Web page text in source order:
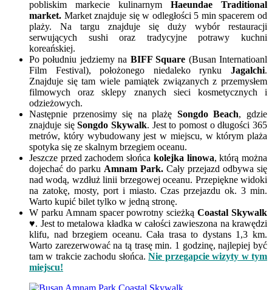
pobliskim markecie kulinarnym Haeundae Traditional
market. Market znajduje się w odległości 5 min spacerem od
plaży. Na targu znajduje się duży wybór restauracji
serwujących sushi oraz tradycyjne potrawy kuchni
koreańskiej.
Po południu jedziemy na BIFF Square (Busan Internatioanl
Film Festival), położonego niedaleko rynku Jagalchi.
Znajduje się tam wiele pamiątek związanych z przemysłem
filmowych oraz sklepy znanych sieci kosmetycznych i
odzieżowych.
Następnie przenosimy się na plażę Songdo Beach, gdzie
znajduje sięSongdo Skywalk. Jest to pomost o długości 365
metrów, który wybudowany jest w miejscu, w którym plaża
spotyka się ze skalnym brzegiem oceanu.
Jeszcze przed zachodem słońca kolejka linowa, którą można
dojechać do parku Amnam Park. Cały przejazd odbywa się
nad wodą, wzdłuż linii brzegowej oceanu. Przepiękne widoki
na zatokę, mosty, port i miasto. Czas przejazdu ok. 3 min.
Warto kupić bilet tylko w jedną stronę.
W parku Amnam spacer powrotny scieżkąCoastal Skywalk
♥. Jest to metalowa kładka w całości zawieszona na krawędzi
klifu, nad brzegiem oceanu. Cała trasa to dystans 1,3 km.
Warto zarezerwować na tą trasę min. 1 godzinę, najlepiej być
tam w trakcie zachodu słońca.Nie przegapcie wizyty w tym
miejscu!